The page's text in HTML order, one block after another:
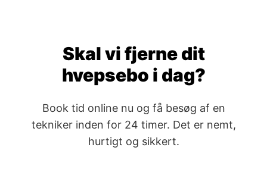
Skal vi fjerne dit
hvepsebo i dag?
Book tid online nu og få besøg af en
tekniker inden for 24 timer. Det er nemt,
hurtigt og sikkert.